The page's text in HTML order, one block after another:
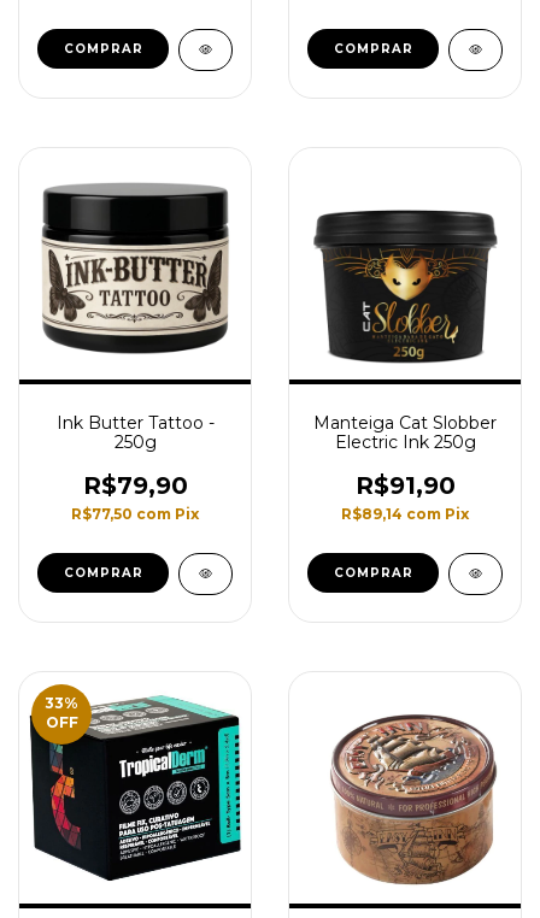
Ink Butter Tattoo -
250g
R$79,90
R$77,50 com Pix
Manteiga Cat Slobber
Electric Ink 250g
R$91,90
R$89,14 com Pix
33%
OFF